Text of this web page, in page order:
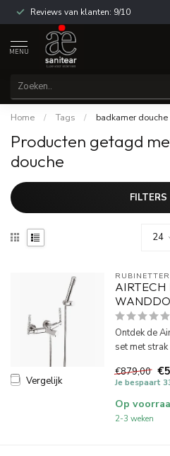
Reviews van klanten: 9/10
MENU
Home / Tags / badkamer douche
Producten getagd
douche
FILTERS
Vergelijk
AIRTECH
Ontdek de
set met
€879,00
Je bespaart
Op
2-3 weken